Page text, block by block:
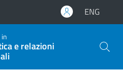
ENG
e relazioni